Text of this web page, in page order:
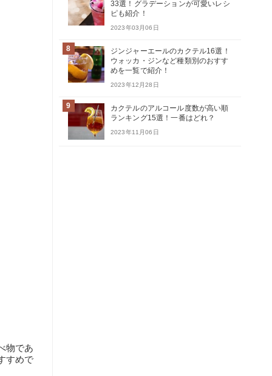
物であ
すめで
33選！グラデーションが可愛いレシ
ピも紹介！
2023年03月06日
8
ジンジャーエールのカクテル16選！
ウォッカ・ジンなど種類別のおすす
めを一覧で紹介！
2023年12月28日
9
カクテルのアルコール度数が高い順
ランキング15選！一番はどれ？
2023年11月06日